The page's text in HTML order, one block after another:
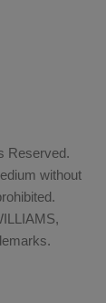
Reserved.
without